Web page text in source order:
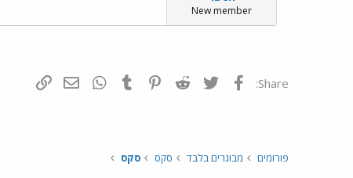
י
ך
New member
Share: פייסבוק Twitter
Reddit
Pinterest
Tumblr
WhatsAppדואר אלקטרוני
פורומים מבוגרים בלבד סקס סקס